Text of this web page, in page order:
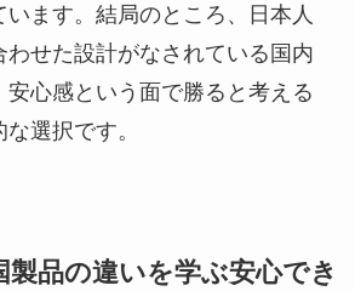
います。結局のところ、日本人
わせた設計がなされている国内
安心感という面で勝ると考える
選択です。
製品の違いを学ぶ安心でき